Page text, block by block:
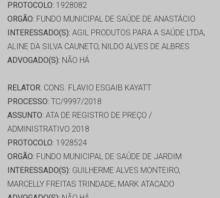
PROTOCOLO: 1928082
ORGÃO: FUNDO MUNICIPAL DE SAÚDE DE ANASTÁCIO
INTERESSADO(S): AGIL PRODUTOS PARA A SAÚDE LTDA,
ALINE DA SILVA CAUNETO, NILDO ALVES DE ALBRES
ADVOGADO(S): NÃO HÁ
RELATOR: CONS. FLAVIO ESGAIB KAYATT
PROCESSO: TC/9997/2018
ASSUNTO: ATA DE REGISTRO DE PREÇO /
ADMINISTRATIVO 2018
PROTOCOLO: 1928524
ORGÃO: FUNDO MUNICIPAL DE SAÚDE DE JARDIM
INTERESSADO(S): GUILHERME ALVES MONTEIRO,
MARCELLY FREITAS TRINDADE, MARK ATACADO